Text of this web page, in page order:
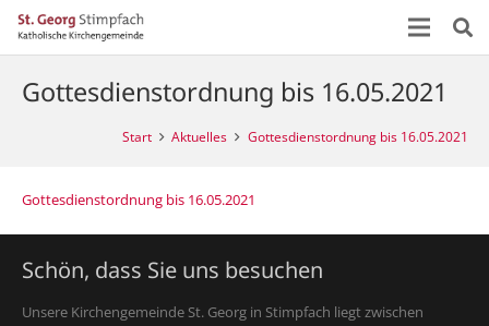
Gottesdienstordnung bis 16.05.2021
Start Aktuelles Gottesdienstordnung bis 16.05.2021
Gottesdienstordnung bis 16.05.2021
Schön, dass Sie uns besuchen
Unsere Kirchengemeinde St. Georg in Stimpfach liegt zwischen